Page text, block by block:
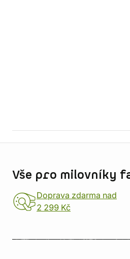
Vše pro milovníky
Doprava zdarma nad
2 299 Kč